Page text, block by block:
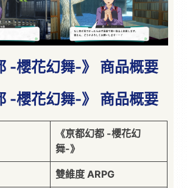
-櫻花幻舞-》 商品概要
-櫻花幻舞-》 商品概要
《亰都幻都 -櫻花幻
舞-》
雙維度 ARPG